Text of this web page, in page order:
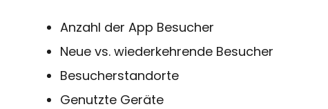
Anzahl der App Besucher
Neue vs. wiederkehrende Besucher
Besucherstandorte
Genutzte Geräte